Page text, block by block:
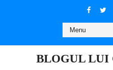
BLOGUL LUI